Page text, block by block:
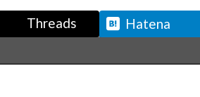
Threads Hatena